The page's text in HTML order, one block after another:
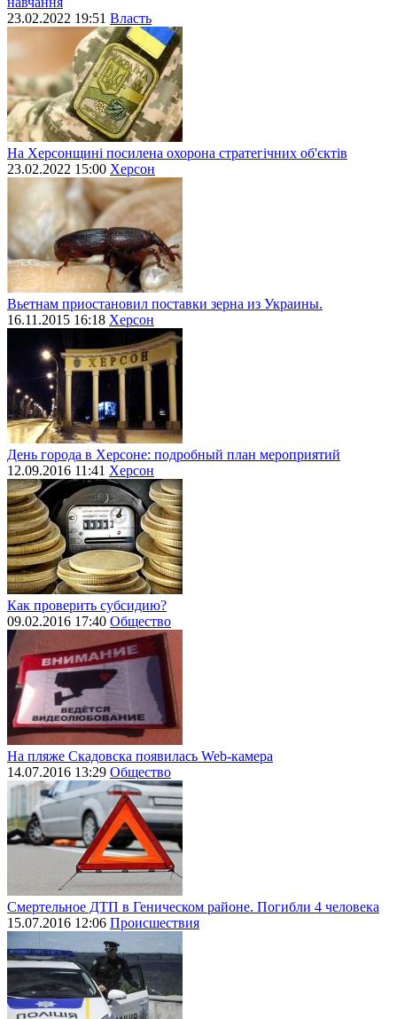
23.02.2022 19:51 Власть
На Херсонщині посилена охорона стратегічних об'єктів
23.02.2022 15:00 Херсон
Вьетнам приостановил поставки зерна из Украины.
16.11.2015 16:18 Херсон
День города в Херсоне: подробный план мероприятий
12.09.2016 11:41 Херсон
Как проверить субсидию?
09.02.2016 17:40 Общество
На пляже Скадовска появилась Web-камера
14.07.2016 13:29 Общество
Смертельное ДТП в Геническом районе. Погибли 4 человека
15.07.2016 12:06 Происшествия